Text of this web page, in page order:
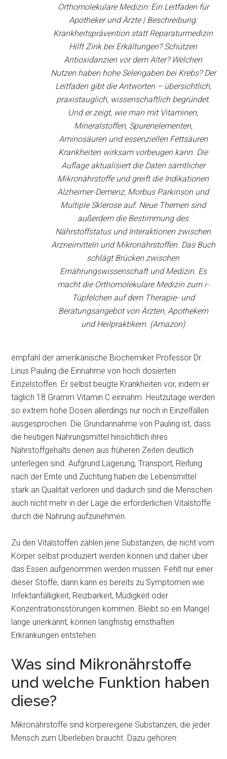
Orthomolekulare Medizin: Ein Leitfaden für
Apotheker und Ärzte | Beschreibung:
Krankheitsprävention statt Reparaturmedizin
Hilft Zink bei Erkältungen? Schützen
Antioxidanzien vor dem Alter? Welchen
Nutzen haben hohe Selengaben bei Krebs? Der
Leitfaden gibt die Antworten – übersichtlich,
praxistauglich, wissenschaftlich begründet.
Und er zeigt, wie man mit Vitaminen,
Mineralstoffen, Spurenelementen,
Aminosäuren und essenziellen Fettsäuren
Krankheiten wirksam vorbeugen kann. Die
Auflage aktualisiert die Daten sämtlicher
Mikronährstoffe und greift die Indikationen
Alzheimer-Demenz, Morbus Parkinson und
Multiple Sklerose auf. Neue Themen sind
außerdem die Bestimmung des
Nährstoffstatus und Interaktionen zwischen
Arzneimitteln und Mikronährstoffen. Das Buch
schlägt Brücken zwischen
Ernährungswissenschaft und Medizin. Es
macht die Orthomolekulare Medizin zum i-
Tüpfelchen auf dem Therapie- und
Beratungsangebot von Ärzten, Apothekern
und Heilpraktikern. (Amazon)
empfahl der amerikanische Biochemiker Professor Dr.
Linus Pauling die Einnahme von hoch dosierten
Einzelstoffen. Er selbst beugte Krankheiten vor, indem er
täglich 18 Gramm Vitamin C einnahm. Heutzutage werden
so extrem hohe Dosen allerdings nur noch in Einzelfällen
ausgesprochen. Die Grundannahme von Pauling ist, dass
die heutigen Nahrungsmittel hinsichtlich ihres
Nährstoffgehalts denen aus früheren Zeiten deutlich
unterlegen sind. Aufgrund Lagerung, Transport, Reifung
nach der Ernte und Züchtung haben die Lebensmittel
stark an Qualität verloren und dadurch sind die Menschen
auch nicht mehr in der Lage die erforderlichen Vitalstoffe
durch die Nahrung aufzunehmen.
Zu den Vitalstoffen zählen jene Substanzen, die nicht vom
Körper selbst produziert werden können und daher über
das Essen aufgenommen werden müssen. Fehlt nur einer
dieser Stoffe, dann kann es bereits zu Symptomen wie
Infektanfälligkeit, Reizbarkeit, Müdigkeit oder
Konzentrationsstörungen kommen. Bleibt so ein Mangel
lange unerkannt, können langfristig ernsthaften
Erkrankungen entstehen.
Was sind Mikronährstoffe
und welche Funktion haben
diese?
Mikronährstoffe sind körpereigene Substanzen, die jeder
Mensch zum Überleben braucht. Dazu gehören: